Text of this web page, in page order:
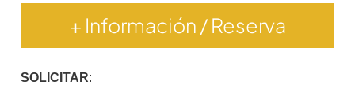
+ Información / Reserva
SOLICITAR: